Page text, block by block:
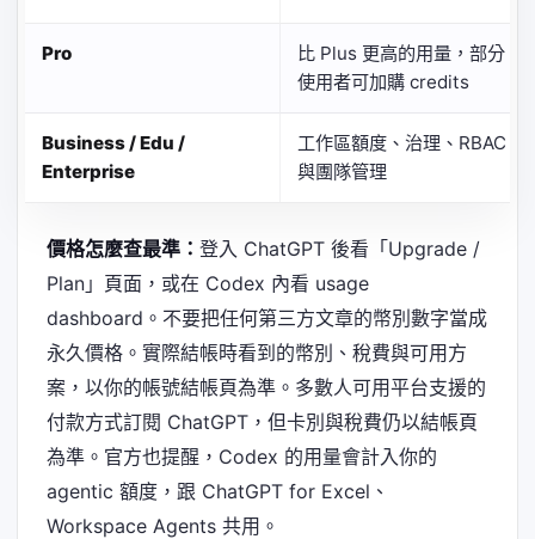
Pro
比 Plus 更高的用量，部分
使用者可加購 credits
Business / Edu /
Enterprise
工作區額度、治理、RBAC
與團隊管理
價格怎麼查最準： 登入 ChatGPT 後看「Upgrade /
Plan」頁面，或在 Codex 內看 usage
dashboard。不要把任何第三方文章的幣別數字當成
永久價格。實際結帳時看到的幣別、稅費與可用方
案，以你的帳號結帳頁為準。多數人可用平台支援的
付款方式訂閱 ChatGPT，但卡別與稅費仍以結帳頁
為準。官方也提醒，Codex 的用量會計入你的
agentic 額度，跟 ChatGPT for Excel、
Workspace Agents 共用。